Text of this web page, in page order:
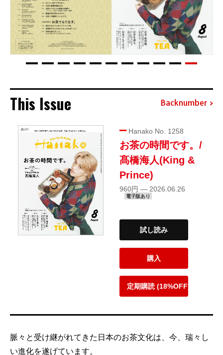
This Issue Backnumber
Hanako No. 1258
お茶の時間です。/
髙橋海人(King &
Prince)
960円 — 2026.06.26
電子版あり
試し読み
購入
定期購読 (18%OFF)
脈々と受け継がれてきた日本のお茶文化は、今、瑞々し
い進化を遂げています。